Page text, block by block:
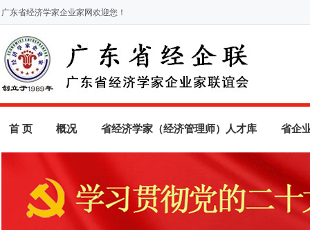
广东省经济学家企业家网欢迎您！
首 页 概况 省经济学家（经济管理师）人才库 省企